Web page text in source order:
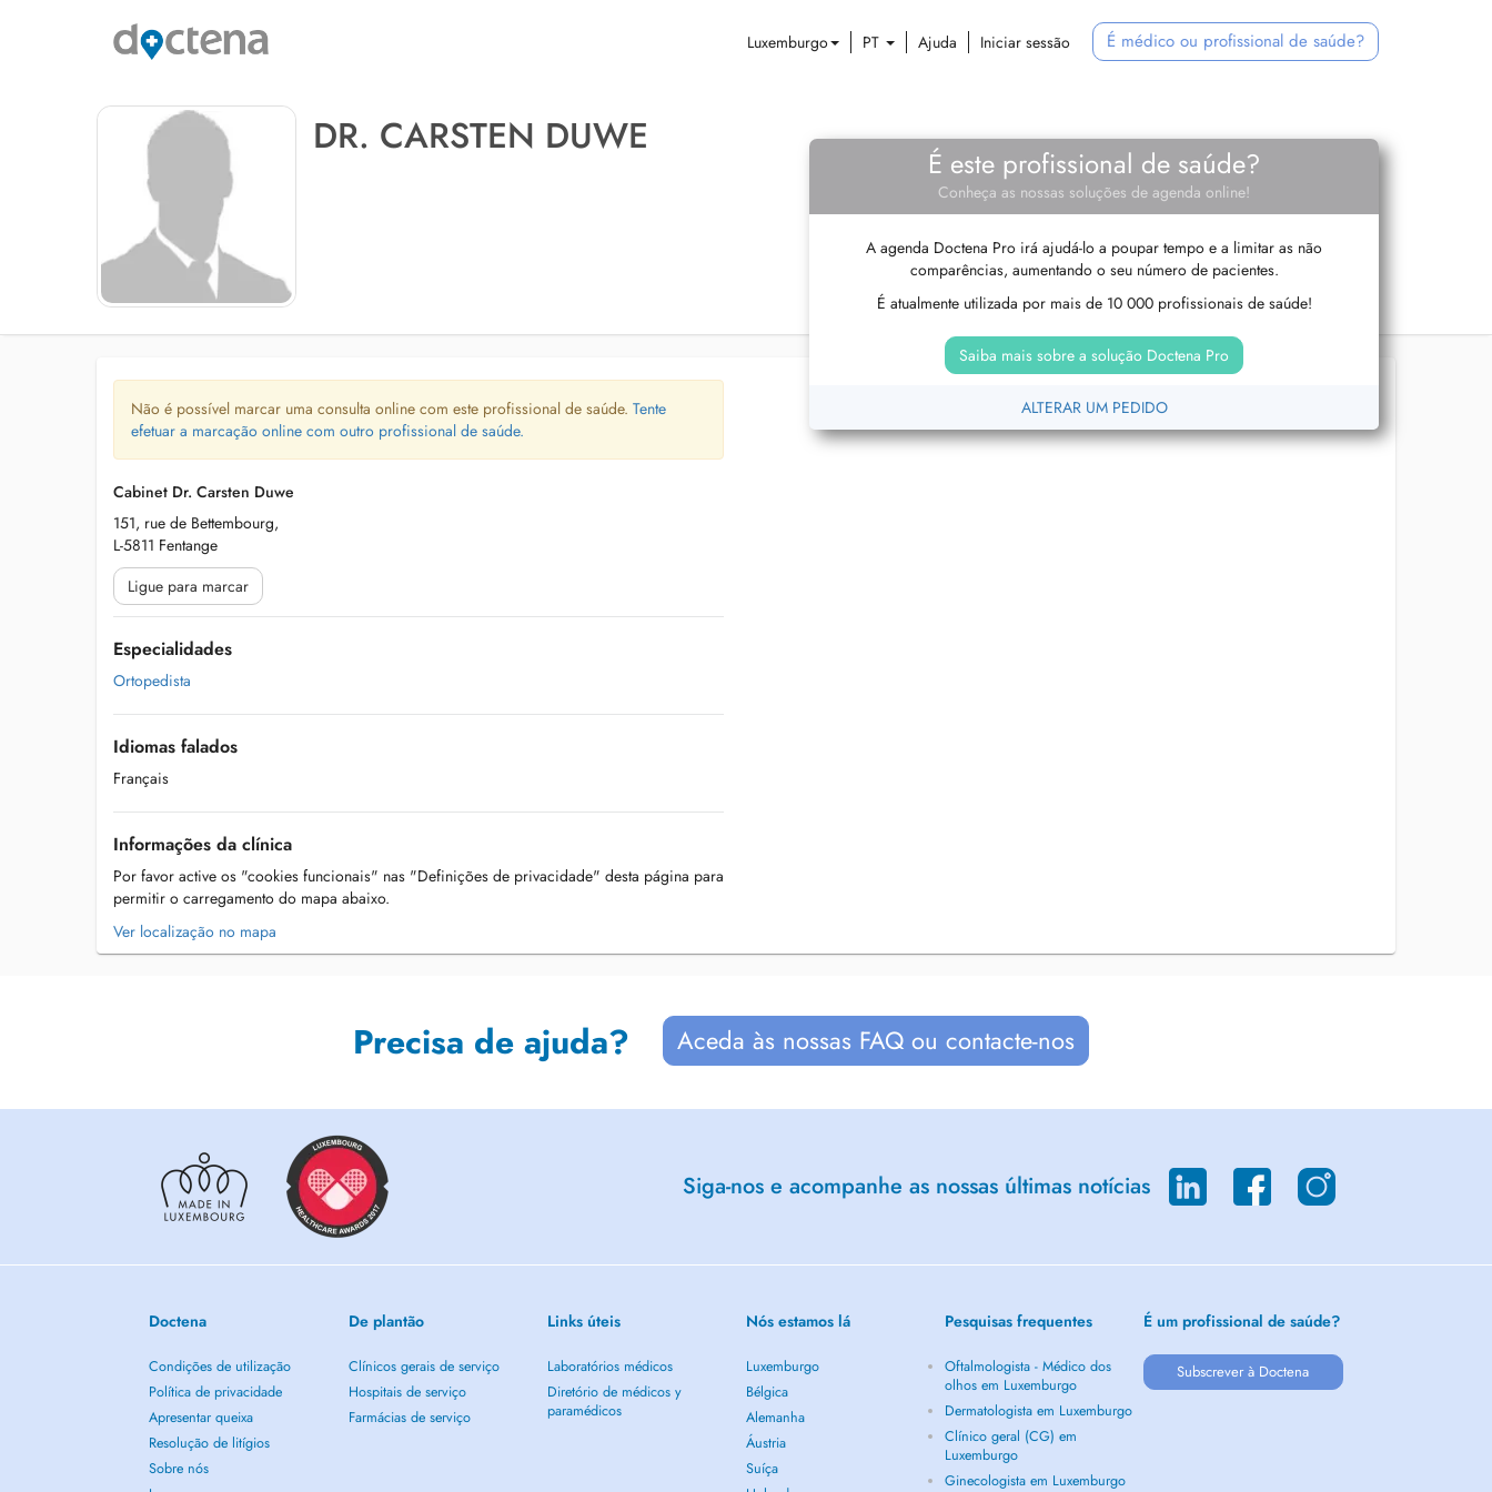
Luxemburgo PT Ajuda Iniciar sessão É médico ou profissional de saúde?
DR. CARSTEN DUWE
É este profissional de saúde?
Conheça as nossas soluções de agenda online!
A agenda Doctena Pro irá ajudá-lo a poupar tempo e a limitar as não
comparências, aumentando o seu número de pacientes.
É atualmente utilizada por mais de 10 000 profissionais de saúde!
Saiba mais sobre a solução Doctena Pro
ALTERAR UM PEDIDO
Não é possível marcar uma consulta online com este profissional de saúde. Tente
efetuar a marcação online com outro profissional de saúde.
Cabinet Dr. Carsten Duwe
151, rue de Bettembourg,
L-5811 Fentange
Ligue para marcar
Especialidades
Ortopedista
Idiomas falados
Français
Informações da clínica
Por favor active os "cookies funcionais" nas "Definições de privacidade" desta página para
permitir o carregamento do mapa abaixo.
Ver localização no mapa
Precisa de ajuda? Aceda às nossas FAQ ou contacte-nos
Siga-nos e acompanhe as nossas últimas notícias
Doctena
Condições de utilização
Política de privacidade
Apresentar queixa
Resolução de litígios
Sobre nós
De plantão
Clínicos gerais de serviço
Hospitais de serviço
Farmácias de serviço
Links úteis
Laboratórios médicos
Diretório de médicos y
paramédicos
Nós estamos lá
Luxemburgo
Bélgica
Alemanha
Áustria
Suíça
Pesquisas frequentes
Oftalmologista - Médico dos
olhos em Luxemburgo
Dermatologista em Luxemburgo
Clínico geral (CG) em
Luxemburgo
Ginecologista em Luxemburgo
É um profissional de saúde?
Subscrever à Doctena